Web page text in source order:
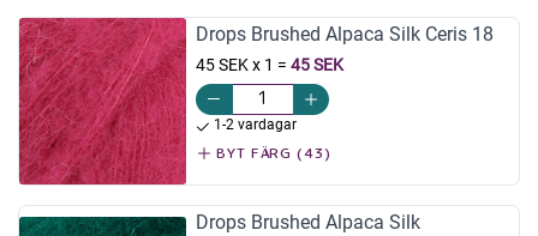
Drops Brushed Alpaca Silk Ceris 18
45 SEK x 1 = 45 SEK
1-2 vardagar
BYT FÄRG (43)
Drops Brushed Alpaca Silk